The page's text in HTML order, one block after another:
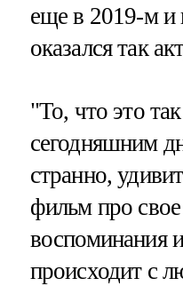
еще в 2019-м и
оказался так
"То, что это
сегодняшним
странно,
фильм про
воспоминания
происходит с